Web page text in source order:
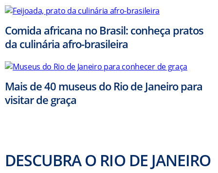
Comida africana no Brasil: conheça pratos
da culinária afro-brasileira
Mais de 40 museus do Rio de Janeiro para
visitar de graça
DESCUBRA O RIO DE JANEIRO